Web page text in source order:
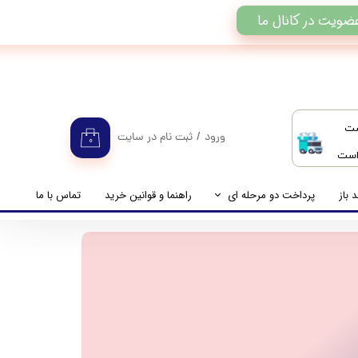
است
۰ ورود / ثبت نام در سایت
تغییر گذر واژه باز پرداخت دو مرحله ای
راهنمای پرداخت دو مرحله ای
راهنما و قوانین خرید تماس با ما
در کانال ما